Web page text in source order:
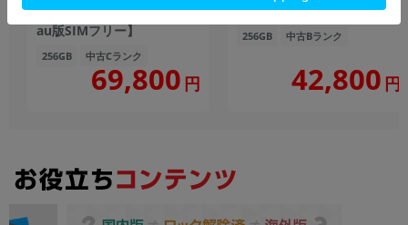
【RAM12GB/ROM256GB
au版SIMフリー】
256GB 中古Cランク
69,800 円
SIMフリー】
256GB 中古Bランク
42,800 円